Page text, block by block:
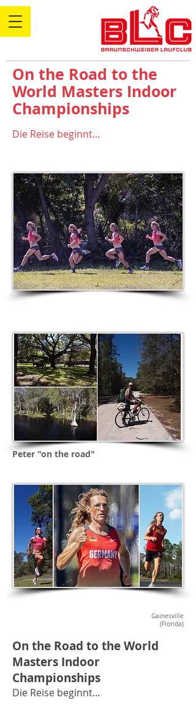
On the Road to the
World Masters Indoor
Championships
Die Reise beginnt...
Peter "on the road"
Gainesville
(Florida)
On the Road to the World
Masters Indoor
Championships
Die Reise beginnt...